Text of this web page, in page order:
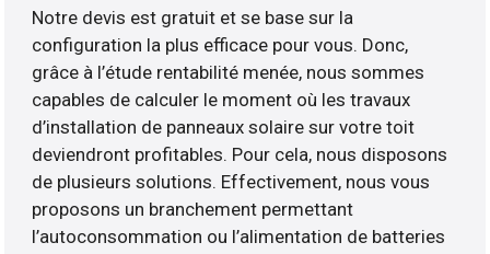
Notre devis est gratuit et se base sur la
configuration la plus efficace pour vous. Donc,
grâce à l’étude rentabilité menée, nous sommes
capables de calculer le moment où les travaux
d’installation de panneaux solaire sur votre toit
deviendront profitables. Pour cela, nous disposons
de plusieurs solutions. Effectivement, nous vous
proposons un branchement permettant
l’autoconsommation ou l’alimentation de batteries